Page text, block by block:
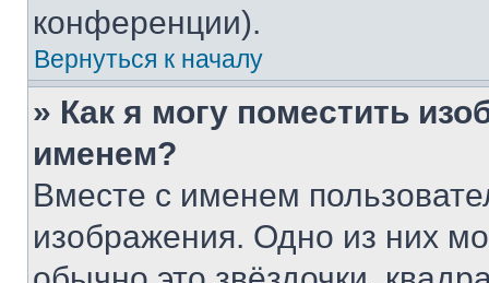
конференции).
Вернуться к началу
» Как я могу поместить
именем?
Вместе с именем
изображения. Одно из них